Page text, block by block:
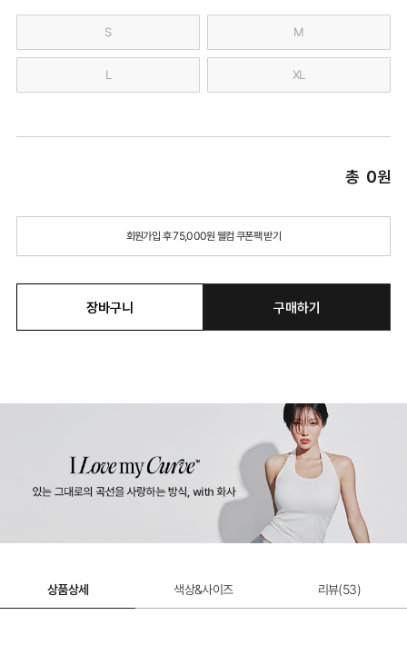
S M
L XL
총 0원
회원가입 후 75,000원 웰컴 쿠폰팩 받기
장바구니 구매하기
상품상세 색상&사이즈 리뷰(53)